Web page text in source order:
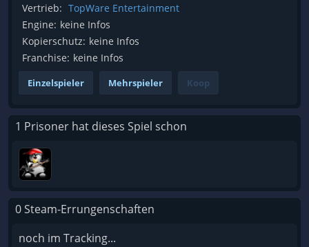
Vertrieb: TopWare Entertainment
Engine: keine Infos
Kopierschutz: keine Infos
Franchise: keine Infos
Einzelspieler Mehrspieler Koop
1 Prisoner hat dieses Spiel schon
0 Steam-Errungenschaften
noch im Tracking...